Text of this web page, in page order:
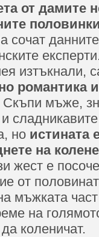
от дамите
сочат
изтъкнали,
романтика
Скъпи мъже,
но истината
на
жест е
от
мъжката част
на
коленичат.